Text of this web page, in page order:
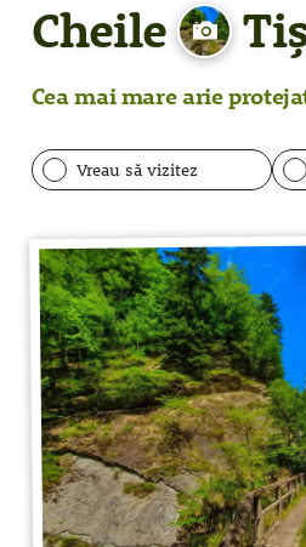
Cheile
Cea mai mare arie
Vreau să vizitez